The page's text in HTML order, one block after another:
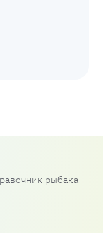
рыбака